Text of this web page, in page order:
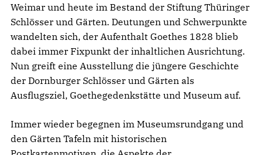
Weimar und heute im Bestand der Stiftung Thüringer
Schlösser und Gärten. Deutungen und Schwerpunkte
wandelten sich, der Aufenthalt Goethes 1828 blieb
dabei immer Fixpunkt der inhaltlichen Ausrichtung.
Nun greift eine Ausstellung die jüngere Geschichte
der Dornburger Schlösser und Gärten als
Ausflugsziel, Goethegedenkstätte und Museum auf.
Immer wieder begegnen im Museumsrundgang und
den Gärten Tafeln mit historischen